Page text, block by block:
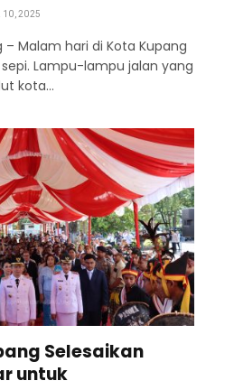
10, 2025
Malam hari di Kota Kupang
Lampu-lampu jalan yang
kota…
Selesaikan
untuk